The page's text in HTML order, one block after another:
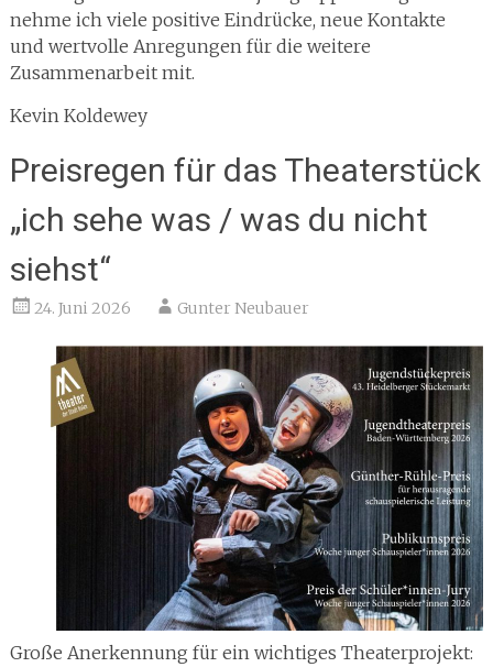
nehme ich viele positive Eindrücke, neue Kontakte
und wertvolle Anregungen für die weitere
Zusammenarbeit mit.
Kevin Koldewey
Preisregen für das Theaterstück
„ich sehe was / was du nicht
siehst“
24. Juni 2026 Gunter Neubauer
Große Anerkennung für ein wichtiges Theaterprojekt: